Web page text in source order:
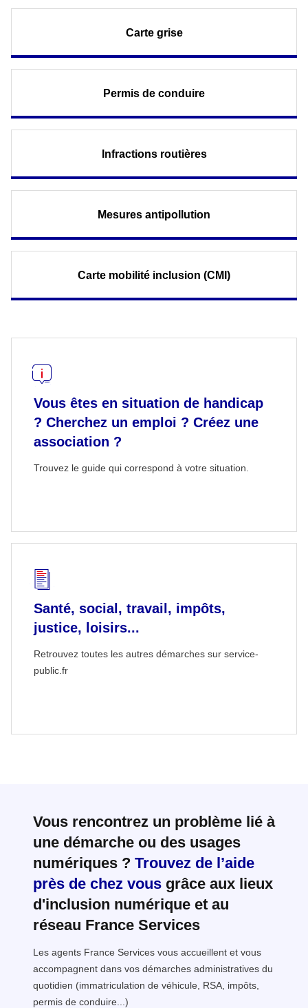
Carte grise
Permis de conduire
Infractions routières
Mesures antipollution
Carte mobilité inclusion (CMI)
Vous êtes en situation de handicap
? Cherchez un emploi ? Créez une
association ?
Trouvez le guide qui correspond à votre situation.
Santé, social, travail, impôts,
justice, loisirs...
Retrouvez toutes les autres démarches sur service-
public.fr
Vous rencontrez un problème lié à
une démarche ou des usages
numériques ? Trouvez de l’aide
près de chez vous grâce aux lieux
d'inclusion numérique et au
réseau France Services
Les agents France Services vous accueillent et vous
accompagnent dans vos démarches administratives du
quotidien (immatriculation de véhicule, RSA, impôts,
permis de conduire...)